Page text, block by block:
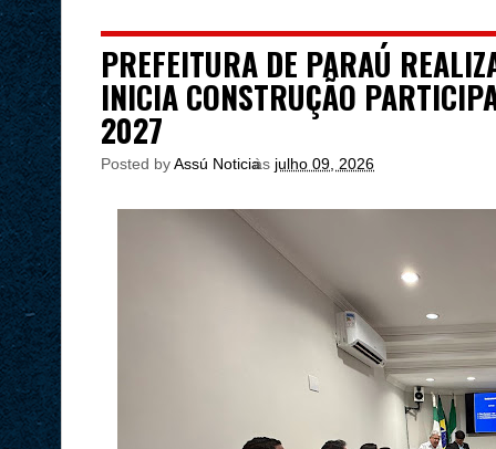
PREFEITURA DE PARAÚ
INICIA CONSTRUÇÃO
2027
Posted byAssú Noticia
às julho 09, 2026